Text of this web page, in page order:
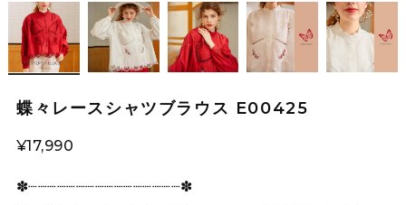
蝶々レースシャツブラウス E00425
¥17,990
✽┈┈┈┈┈┈┈┈┈┈┈┈┈┈┈┈✽